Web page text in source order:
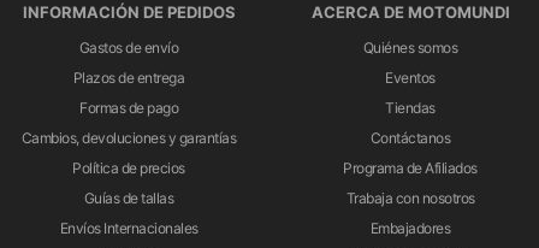
INFORMACIÓN DE PEDIDOS
Gastos de envío
Plazos de entrega
Formas de pago
Cambios, devoluciones y garantías
Política de precios
Guías de tallas
Envíos Internacionales
ACERCA DE MOTOMUNDI
Quiénes somos
Eventos
Tiendas
Contáctanos
Programa de Afiliados
Trabaja con nosotros
Embajadores